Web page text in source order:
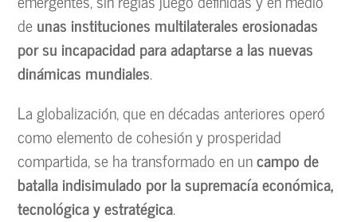
deunas instituciones multilaterales erosionadas
por su incapacidad para adaptarse a las nuevas
dinámicas mundiales.
La globalización, que en décadas anteriores operó
como elemento de cohesión y prosperidad
compartida, se ha transformado en uncampo de
batalla indisimulado por la supremacía económica,
tecnológica y estratégica.